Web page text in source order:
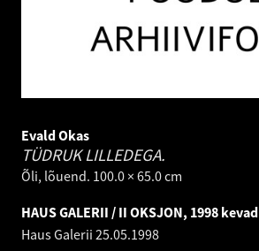
Evald Okas
TÜDRUK LILLEDEGA.
Õli, lõuend. 100.0 × 65.0 cm
HAUS GALERII / II OKSJON, 1998 kevad
Haus Galerii 25.05.1998